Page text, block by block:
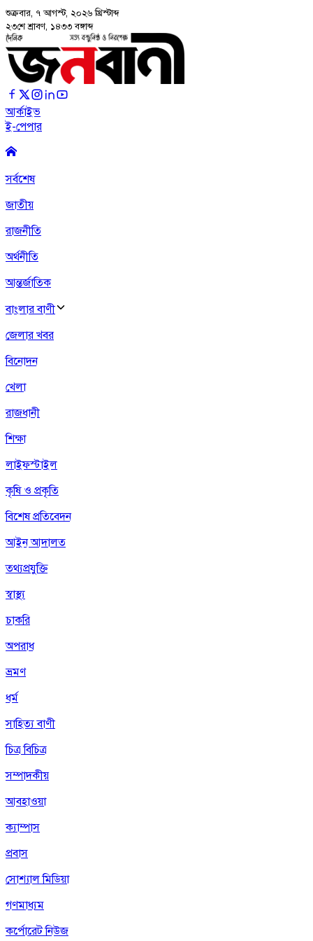
শুক্রবার, ৭ আগস্ট, ২০২৬ খ্রিস্টাব্দ
২৩শে শ্রাবণ, ১৪৩৩ বঙ্গাব্দ
আর্কাইভ
ই-পেপার
সর্বশেষ
জাতীয়
রাজনীতি
অর্থনীতি
আন্তর্জাতিক
বাংলার বাণী
জেলার খবর
বিনোদন
খেলা
রাজধানী
শিক্ষা
লাইফস্টাইল
কৃষি ও প্রকৃতি
বিশেষ প্রতিবেদন
আইন আদালত
তথ্যপ্রযুক্তি
স্বাস্থ্য
চাকরি
অপরাধ
ভ্রমণ
ধর্ম
সাহিত্য বাণী
চিত্র বিচিত্র
সম্পাদকীয়
আবহাওয়া
ক্যাম্পাস
প্রবাস
সোশ্যাল মিডিয়া
গণমাধ্যম
কর্পোরেট নিউজ